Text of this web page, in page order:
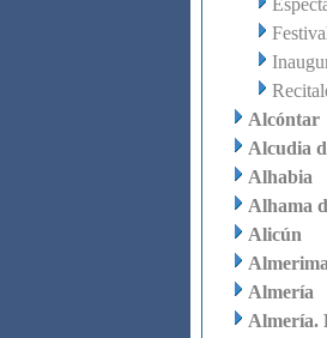
Alcóntar
Alcudia
Alhabia
Alhama
Alicún
Almería
Almería.